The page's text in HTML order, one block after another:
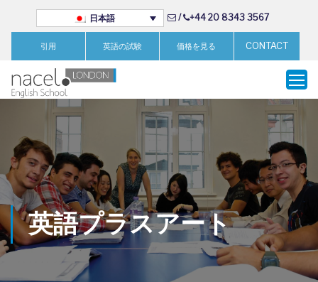
日本語 / +44 20 8343 3567
引用 英語の試験 価格を見る CONTACT
英語プラスアート